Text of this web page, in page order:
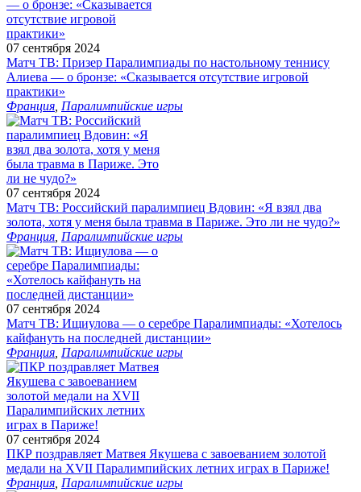
07 сентября 2024
Матч ТВ: Призер Паралимпиады по настольному теннису
Алиева — о бронзе: «Сказывается отсутствие игровой
практики»
Франция Паралимпийские игры
07 сентября 2024
Матч ТВ: Российский паралимпиец Вдовин: «Я взял два
золота, хотя у меня была травма в Париже. Это ли не чудо?»
Франция Паралимпийские игры
07 сентября 2024
Матч ТВ: Ищиулова — о серебре Паралимпиады: «Хотелось
кайфануть на последней дистанции»
Франция Паралимпийские игры
07 сентября 2024
ПКР поздравляет Матвея Якушева с завоеванием золотой
медали на XVII Паралимпийских летних играх в Париже!
Франция Паралимпийские игры